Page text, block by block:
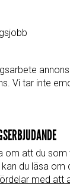
Vi tar inte
om att du
du läsa om
med att